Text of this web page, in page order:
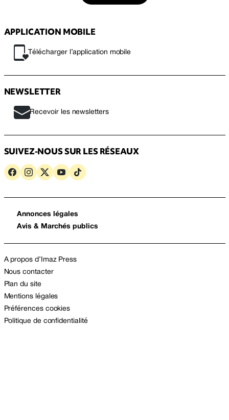
APPLICATION MOBILE
Télécharger l’application mobile
NEWSLETTER
Recevoir les newsletters
SUIVEZ-NOUS SUR LES RÉSEAUX
Annonces légales
Avis & Marchés publics
A propos d’Imaz Press
Nous contacter
Plan du site
Mentions légales
Préférences cookies
Politique de confidentialité